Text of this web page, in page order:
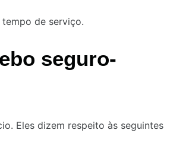
de serviço.
seguro-
Eles dizem respeito às seguintes